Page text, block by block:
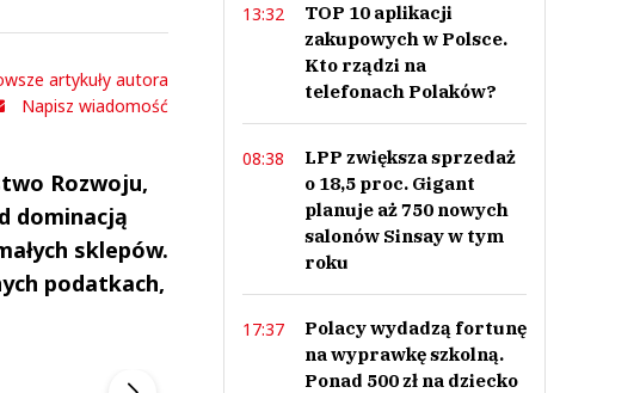
artykuły autora
Napisz wiadomość
Rozwoju,
dominacją
sklepów.
podatkach,
▶
Szefem być Sezon 2 Marcin Przybysz
13:32
TOP 10 aplikacji
zakupowych w Polsce.
Kto rządzi na
telefonach Polaków?
08:38
LPP zwiększa sprzedaż
o 18,5 proc. Gigant
planuje aż 750 nowych
salonów Sinsay w tym
roku
17:37
Polacy wydadzą fortunę
na wyprawkę szkolną.
Ponad 500 zł na dziecko